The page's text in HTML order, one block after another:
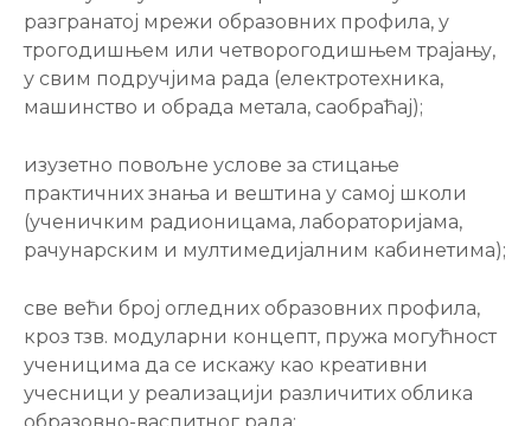
разгранатој мрежи образовних профила, у
трогодишњем или четворогодишњем трајању,
у свим подручјима рада (електротехника,
машинство и обрада метала, саобраћај);
изузетно повољне услове за стицање
практичних знања и вештина у самој школи
(ученичким радионицама, лабораторијама,
рачунарским и мултимедијалним кабинетима);
све већи број огледних образовних профила,
кроз тзв. модуларни концепт, пружа могућност
ученицима да се искажу као креативни
учесници у реализацији различитих облика